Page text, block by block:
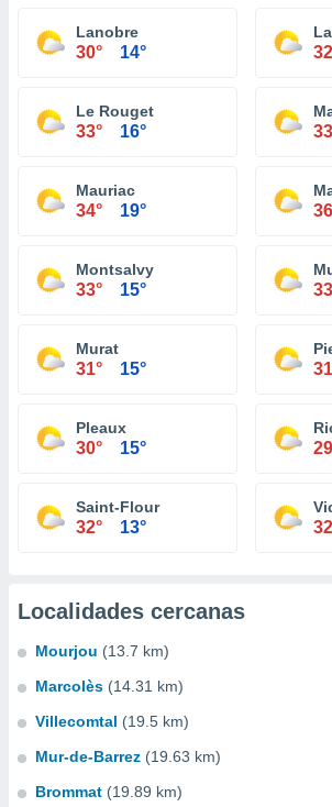
Lanobre
30° 14°
Le Rouget
33° 16°
Mauriac
34° 19°
Montsalvy
33° 15°
Murat
31° 15°
Pleaux
30° 15°
Saint-Flour
32° 13°
Localidades cercanas
Mourjou (13.7 km)
Marcolès (14.31 km)
Villecomtal (19.5 km)
Mur-de-Barrez (19.63 km)
Brommat (19.89 km)